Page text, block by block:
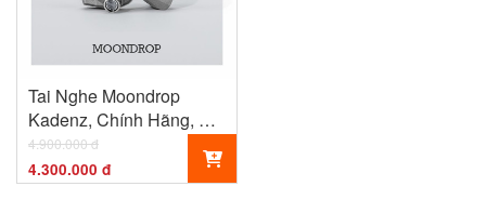
Tai Nghe Moondrop
Kadenz, Chính Hãng, Có
Bảo Hành
4.900.000 đ
4.300.000 đ